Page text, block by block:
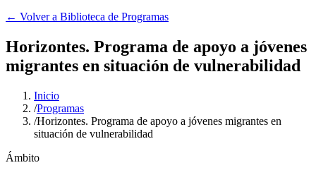
← Volver a Biblioteca de Programas
Horizontes. Programa de apoyo a jóvenes
migrantes en situación de vulnerabilidad
Inicio
/Programas
/Horizontes. Programa de apoyo a jóvenes migrantes en
situación de vulnerabilidad
Ámbito